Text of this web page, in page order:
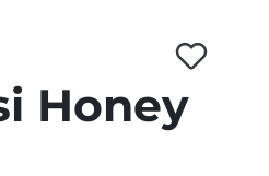
Honey